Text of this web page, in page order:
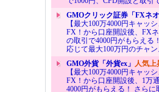
GMOクリック証券「FXネオ
【最大100万4000円キャッ
FX！から口座開設後、FX
の取引で4000円がもらえる
応じて最大100万円のチャン
GMO外貨「外貨ex」 人気上
【最大100万4000円キャッ
FX！から口座開設後、1万
4000円がもらえる！ さら